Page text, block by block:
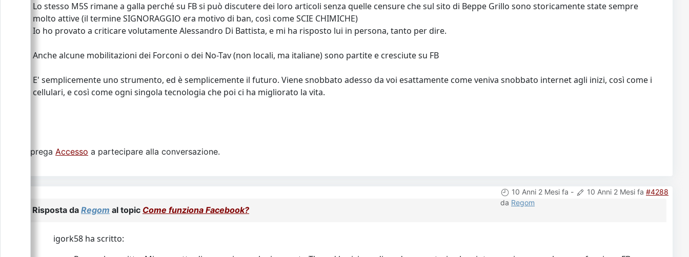
Lo stesso M5S rimane a galla perché su FB si può discutere dei loro articoli senza quelle censure che sul sito di Beppe Grillo sono storicamente state sempre
molto attive (il termine SIGNORAGGIO era motivo di ban, così come SCIE CHIMICHE)
Io ho provato a criticare volutamente Alessandro Di Battista, e mi ha risposto lui in persona, tanto per dire.
Anche alcune mobilitazioni dei Forconi o dei No-Tav (non locali, ma italiane) sono partite e cresciute su FB
E' semplicemente uno strumento, ed è semplicemente il futuro. Viene snobbato adesso da voi esattamente come veniva snobbato internet agli inizi, così come i
cellulari, e così come ogni singola tecnologia che poi ci ha migliorato la vita.
Si prega Accesso a partecipare alla conversazione.
10 Anni 2 Mesi fa - 10 Anni 2 Mesi fa #4288
da Regom
Risposta da Regom al topic Come funziona Facebook?
igork58 ha scritto: